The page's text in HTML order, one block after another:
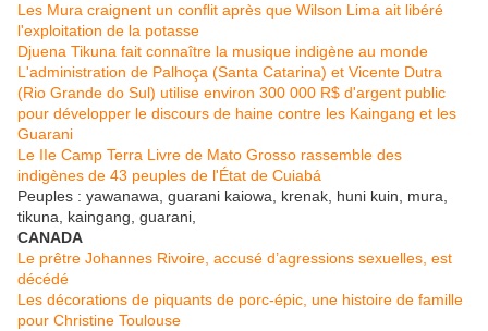
Les Mura craignent un conflit après que Wilson Lima ait libéré
l'exploitation de la potasse
Djuena Tikuna fait connaître la musique indigène au monde
L'administration de Palhoça (Santa Catarina) et Vicente Dutra
(Rio Grande do Sul) utilise environ 300 000 R$ d'argent public
pour développer le discours de haine contre les Kaingang et les
Guarani
Le IIe Camp Terra Livre de Mato Grosso rassemble des
indigènes de 43 peuples de l'État de Cuiabá
Peuples : yawanawa, guarani kaiowa, krenak, huni kuin, mura,
tikuna, kaingang, guarani,
CANADA
Le prêtre Johannes Rivoire, accusé d’agressions sexuelles, est
décédé
Les décorations de piquants de porc-épic, une histoire de famille
pour Christine Toulouse